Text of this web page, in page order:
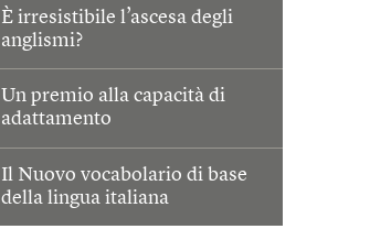
È irresistibile l’ascesa degli
anglismi?
Un premio alla capacità di
adattamento
Il Nuovo vocabolario di base
della lingua italiana